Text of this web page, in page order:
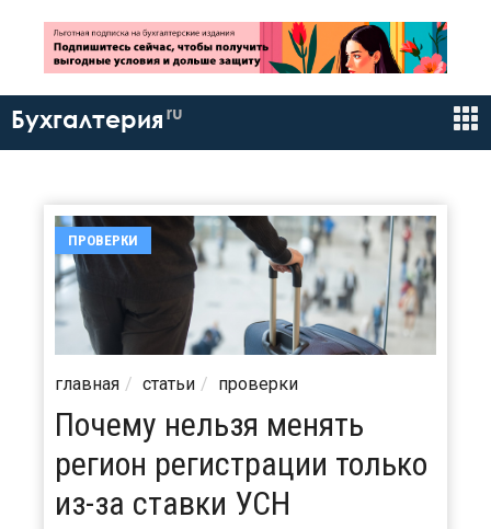
Бухгалтерия ru
ПРОВЕРКИ
главная статьи проверки
Почему нельзя менять
регион регистрации только
из-за ставки УСН